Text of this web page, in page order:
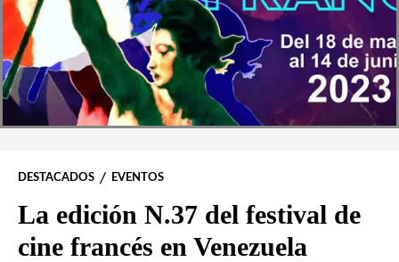
DESTACADOS EVENTOS
La edición N.37 del festival de
cine francés en Venezuela